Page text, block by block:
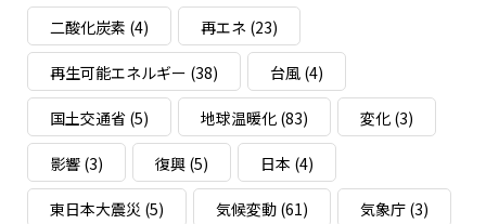
二酸化炭素 (4) 再エネ (23)
再生可能エネルギー (38) 台風(4)
国土交通省(5) 地球温暖化(83) 変化(3)
影響(3) 復興(5) 日本 (4)
東日本大震災 (5) 気候変動(61) 気象庁(3)